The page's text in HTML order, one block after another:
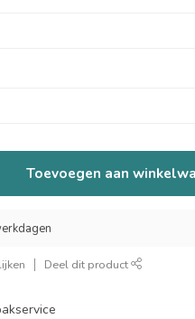
Toevoegen aan
Deel dit product